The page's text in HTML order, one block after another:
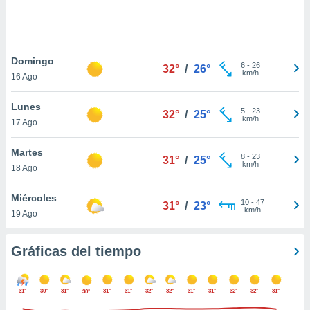
únicos
similares
como
IP
de
traten tus
a lo que
Para
Domingo
16 Ago
32° / 26° 6- 26
km/h
Lunes
17 Ago
32° / 25° 5- 23
km/h
Martes
18 Ago
31° / 25° 8- 23
km/h
Miércoles
19 Ago
31° / 23° 10- 47
km/h
Gráficas del tiempo
31° 30° 31° 30° 31° 31° 32° 32° 31° 31° 32° 32° 31°